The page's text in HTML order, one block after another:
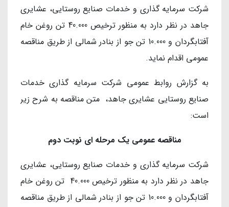
شركت سرمایه گذاری و خدمات صنایع روستایی، عشایری
جاهد در نظر دارد به منظور ترخیص 40.000 تن روغن خام
آفتابگردان و 10.000 تن جو از بنادر شمالی از طریق مناقصه
عمومی اقدام نماید.
به گزارش روابط عمومی شرکت سرمایه گذاری خدمات
صنایع روستایی عشایری جاهد، متن مناقصه به شرح زیر
است:
مناقصه عمومی یک مرحله ای نوبت دوم
شركت سرمایه گذاری و خدمات صنایع روستایی، عشایری
جاهد در نظر دارد به منظور ترخیص 40.000 تن روغن خام
آفتابگردان و 10.000 تن جو از بنادر شمالی از طریق مناقصه